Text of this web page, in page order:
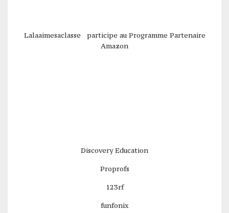
Lalaaimesaclasse participe au Programme Partenaire
Amazon
Discovery Education
Proprofs
123rf
funfonix